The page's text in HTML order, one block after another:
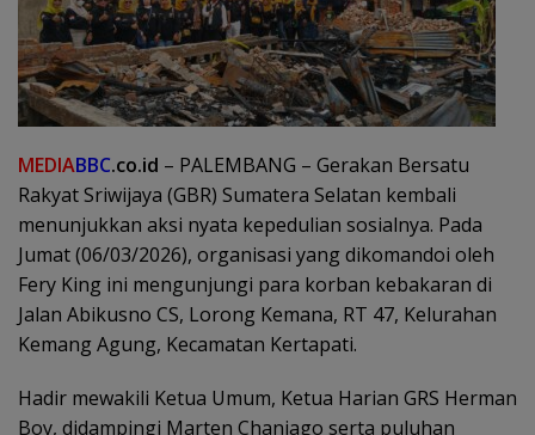
MEDIABBC.co.id – PALEMBANG – Gerakan Bersatu
Rakyat Sriwijaya (GBR) Sumatera Selatan kembali
menunjukkan aksi nyata kepedulian sosialnya. Pada
Jumat (06/03/2026), organisasi yang dikomandoi oleh
Fery King ini mengunjungi para korban kebakaran di
Jalan Abikusno CS, Lorong Kemana, RT 47, Kelurahan
Kemang Agung, Kecamatan Kertapati.
Hadir mewakili Ketua Umum, Ketua Harian GRS Herman
Boy, didampingi Marten Chaniago serta puluhan